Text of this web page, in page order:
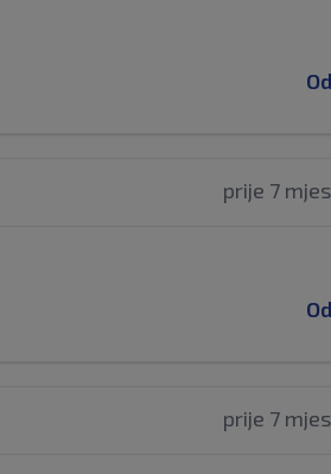
prije 7
prije 7